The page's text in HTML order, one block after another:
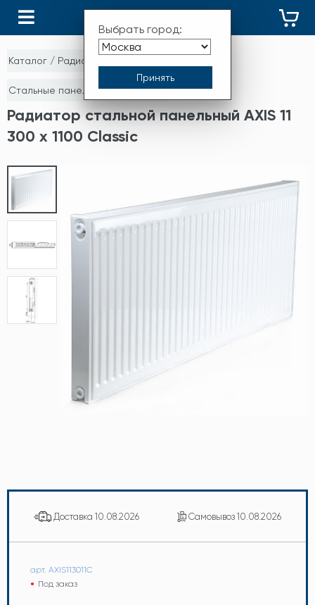
Выбрать город:
Каталог / Радиаторы отопления
Стальные панельные радиаторы
Радиатор стальной панельный AXIS 11
300 x 1100 Classic
Доставка 10.08.2026 Самовывоз 10.08.2026
арт. AXIS113011C
Под заказ